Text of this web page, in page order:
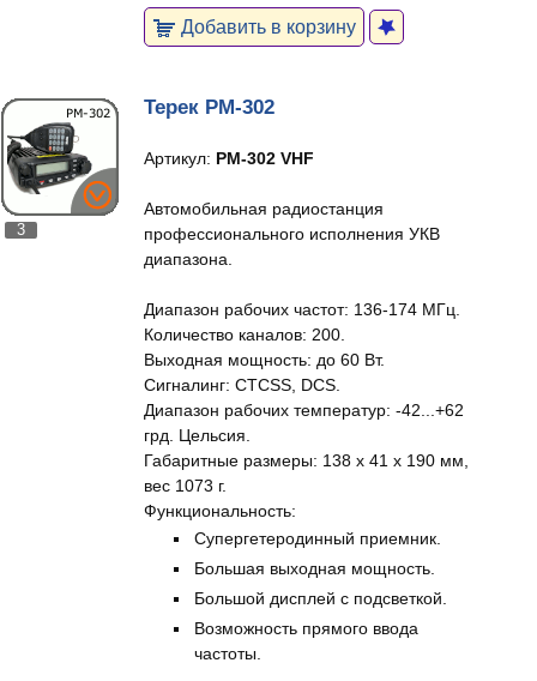
Добавить в корзину
3
Терек РМ-302
Артикул: PM-302 VHF
Автомобильная радиостанция
профессионального исполнения УКВ
диапазона.
Диапазон рабочих частот: 136-174 МГц.
Количество каналов: 200.
Выходная мощность: до 60 Вт.
Сигналинг: CTCSS, DCS.
Диапазон рабочих температур: -42...+62
грд. Цельсия.
Габаритные размеры: 138 x 41 x 190 мм,
вес 1073 г.
Функциональность:
Супергетеродинный приемник.
Большая выходная мощность.
Большой дисплей с подсветкой.
Возможность прямого ввода
частоты.